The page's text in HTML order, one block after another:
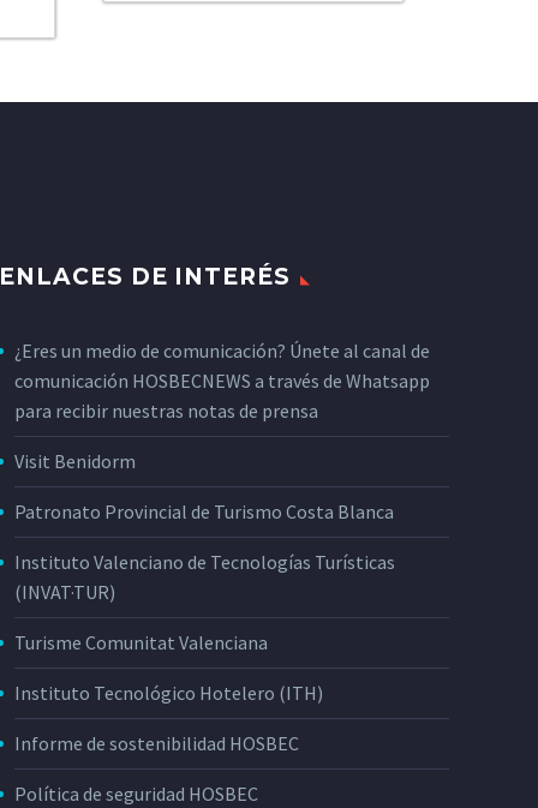
ENLACES DE INTERÉS
¿Eres un medio de comunicación? Únete al canal de
comunicación HOSBECNEWS a través de Whatsapp
para recibir nuestras notas de prensa
Visit Benidorm
Patronato Provincial de Turismo Costa Blanca
Instituto Valenciano de Tecnologías Turísticas
(INVAT·TUR)
Turisme Comunitat Valenciana
Instituto Tecnológico Hotelero (ITH)
Informe de sostenibilidad HOSBEC
Política de seguridad HOSBEC